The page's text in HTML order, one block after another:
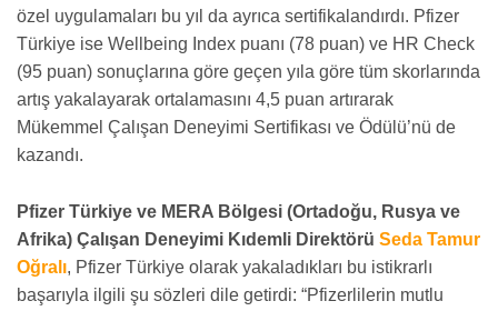
özel uygulamaları bu yıl da ayrıca sertifikalandırdı. Pfizer
Türkiye ise Wellbeing Index puanı (78 puan) ve HR Check
(95 puan) sonuçlarına göre geçen yıla göre tüm skorlarında
artış yakalayarak ortalamasını 4,5 puan artırarak
Mükemmel Çalışan Deneyimi Sertifikası ve Ödülü’nü de
kazandı.
Pfizer Türkiye ve MERA Bölgesi (Ortadoğu, Rusya ve
Afrika) Çalışan Deneyimi Kıdemli Direktörü Seda Tamur
Oğralı, Pfizer Türkiye olarak yakaladıkları bu istikrarlı
başarıyla ilgili şu sözleri dile getirdi: “Pfizerlilerin mutlu